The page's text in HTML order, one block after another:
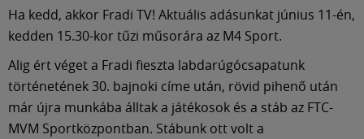
Ha kedd, akkor Fradi TV! Aktuális adásunkat június 11-én,
kedden 15.30-kor tűzi műsorára az M4 Sport.
Alig ért véget a Fradi fieszta labdarúgócsapatunk
történetének 30. bajnoki címe után, rövid pihenő után
már újra munkába álltak a játékosok és a stáb az FTC-
MVM Sportközpontban. Stábunk ott volt a
Közösség
Múzeum